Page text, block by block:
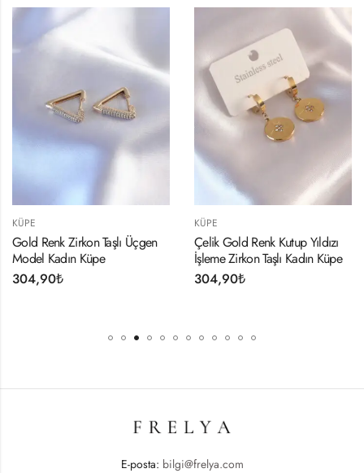
KÜPE
Gold Renk Zirkon Taşlı Üçgen
Model Kadın Küpe
304,90₺
KÜPE
Çelik Gold Renk Kutup Yıldızı
İşleme Zirkon Taşlı Kadın Küpe
304,90₺
E-posta: bilgi@frelya.com